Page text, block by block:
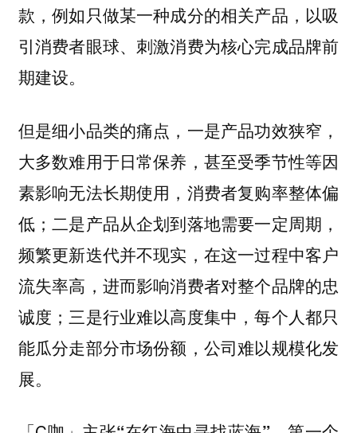
款，例如只做某一种成分的相关产品，以吸
引消费者眼球、刺激消费为核心完成品牌前
期建设。
但是细小品类的痛点，一是产品功效狭窄，
大多数难用于日常保养，甚至受季节性等因
素影响无法长期使用，消费者复购率整体偏
低；二是产品从企划到落地需要一定周期，
频繁更新迭代并不现实，在这一过程中客户
流失率高，进而影响消费者对整个品牌的忠
诚度；三是行业难以高度集中，每个人都只
能瓜分走部分市场份额，公司难以规模化发
展。